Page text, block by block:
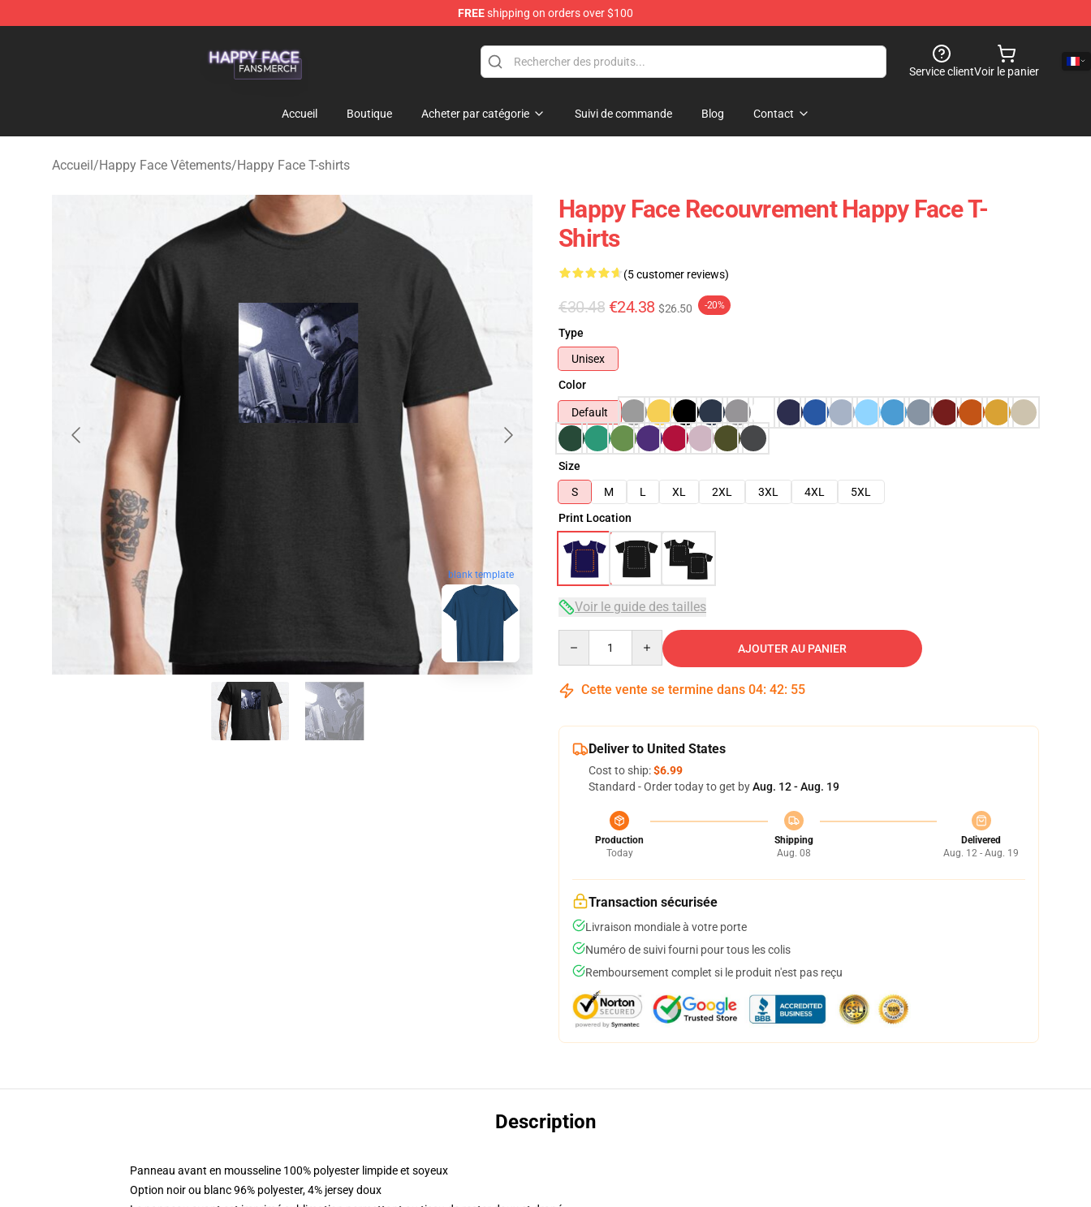
FREEshipping on orders over $100
Service clientVoir le panier
Accueil Boutique Acheter par catégorie Suivi de commande Blog Contact
Accueil/Happy Face Vêtements/Happy Face T-shirts
blank template
Happy Face Recouvrement Happy Face T-
Shirts
(5 customer reviews)
€30.48 €24.38 $26.50 -20%
Type
Unisex
Color
Default
Size
S
M L XL 2XL 3XL 4XL
5XL
Print Location
Voir le guide des tailles
AJOUTER AU PANIER
Cette vente se termine dans 04: 42: 54
Deliver to United States
Cost to ship:$6.99
Standard - Order today to get byAug. 12 - Aug. 19
Production
Today
Shipping
Aug. 08
Delivered
Aug. 12 - Aug. 19
Transaction sécurisée
Livraison mondiale à votre porte
Numéro de suivi fourni pour tous les colis
Remboursement complet si le produit n'est pas reçu
Description
Panneau avant en mousseline 100% polyester limpide et soyeux
Option noir ou blanc 96% polyester, 4% jersey doux